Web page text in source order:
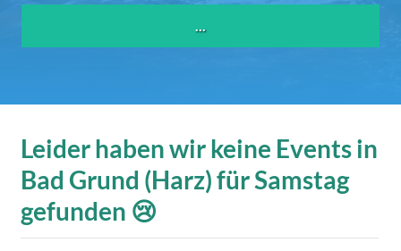
Leider haben wir keine Events in
Bad Grund (Harz) für Samstag
gefunden 😢